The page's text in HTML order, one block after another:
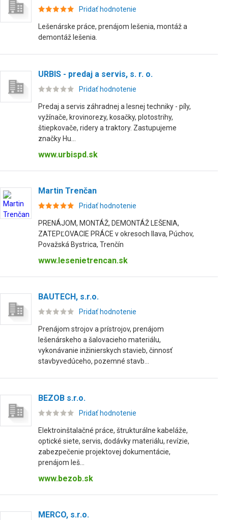
Pridať hodnotenie
Lešenárske práce, prenájom lešenia, montáž a
demontáž lešenia.
URBIS - predaj a servis, s. r. o.
Pridať hodnotenie
Predaj a servis záhradnej a lesnej techniky - píly,
vyžínače, krovinorezy, kosačky, plotostrihy,
štiepkovače, ridery a traktory. Zastupujeme
značky Hu...
www.urbispd.sk
Martin Trenčan
Pridať hodnotenie
PRENÁJOM, MONTÁŽ, DEMONTÁŽ LEŠENIA,
ZATEPĽOVACIE PRÁCE v okresoch Ilava, Púchov,
Považská Bystrica, Trenčín
www.lesenietrencan.sk
BAUTECH, s.r.o.
Pridať hodnotenie
Prenájom strojov a prístrojov, prenájom
lešenárskeho a šalovacieho materiálu,
vykonávanie inžinierskych stavieb, činnosť
stavbyvedúceho, pozemné stavb...
BEZOB s.r.o.
Pridať hodnotenie
Elektroinštalačné práce, štrukturálne kabeláže,
optické siete, servis, dodávky materiálu, revízie,
zabezpečenie projektovej dokumentácie,
prenájom leš...
www.bezob.sk
MERCO, s.r.o.